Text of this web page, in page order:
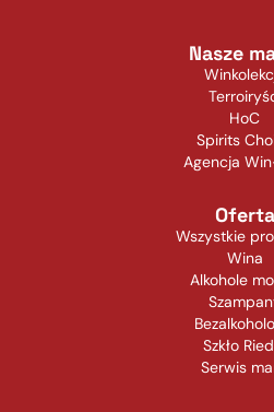
Nasze
HoC
Spirits
Agencja
Oferta
Wszystkie
Wina
Alkohole
Szkło
Serwis